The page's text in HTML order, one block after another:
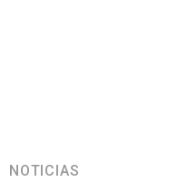
NOTICIAS